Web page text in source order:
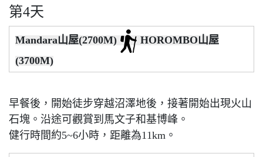
第4天
Mandara山屋(2700M)
HOROMBO山屋
(3700M)
早餐後，開始徒步穿越沼澤地後，接著開始出現火山
石塊。沿途可觀賞到馬文子和基博峰。
健行時間約5~6小時，距離為11km。